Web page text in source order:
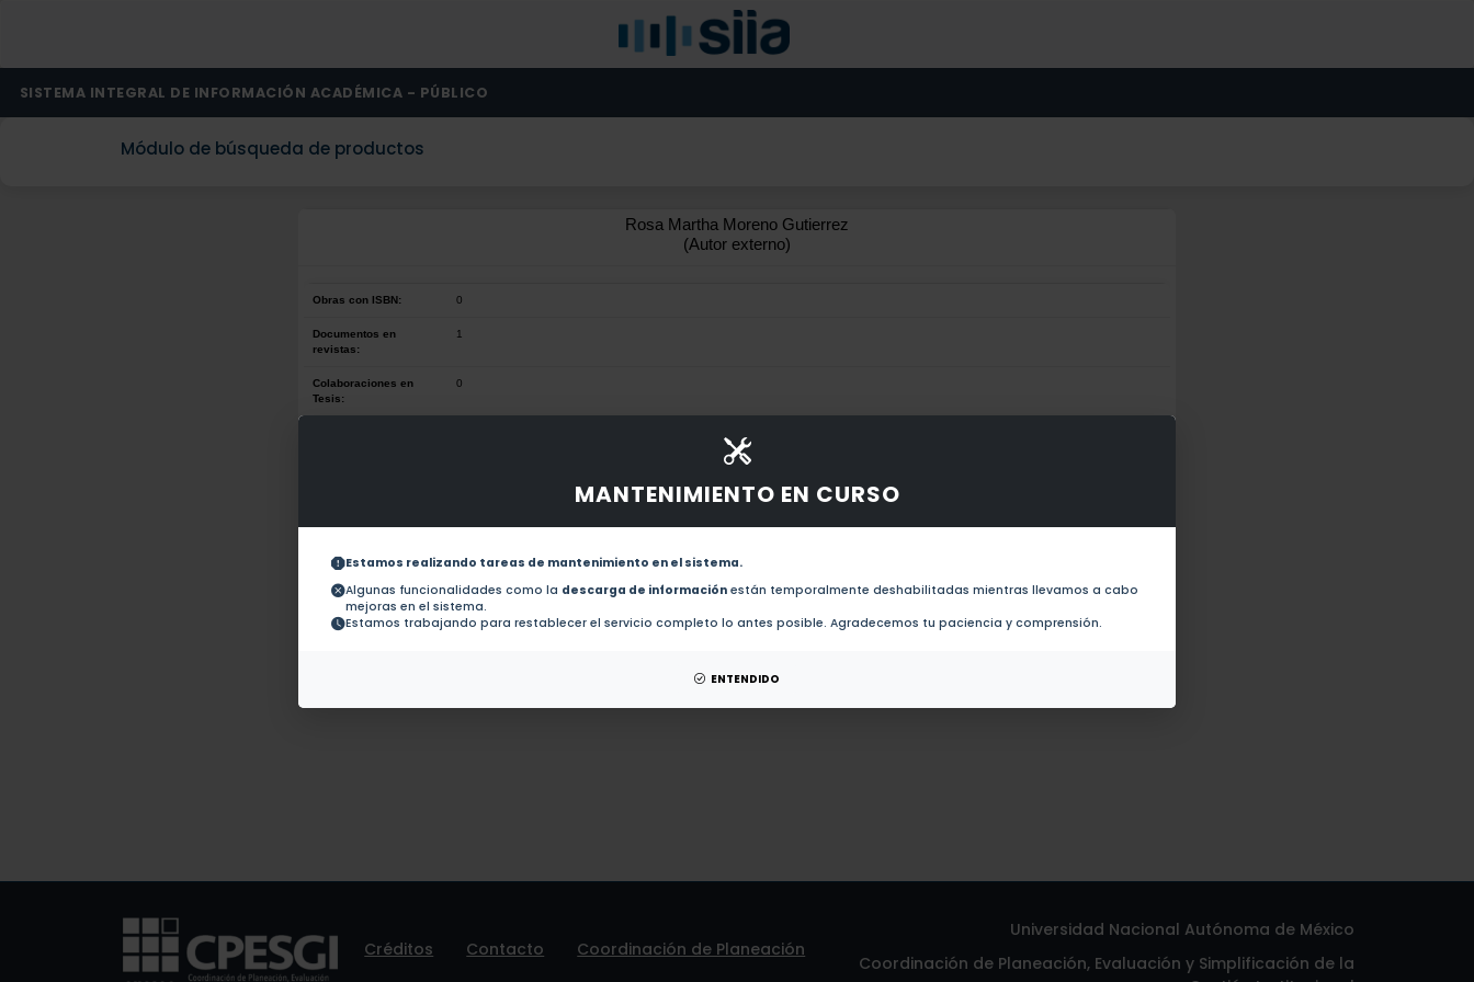
MANTENIMIENTO EN CURSO
Estamos realizando tareas de mantenimiento en el sistema.
Algunas funcionalidades como la descarga de información están temporalmente deshabilitadas mientras llevamos a cabo
mejoras en el sistema.
Estamos trabajando para restablecer el servicio completo lo antes posible. Agradecemos tu paciencia y comprensión.
ENTENDIDO
SISTEMA INTEGRAL DE INFORMACIÓN ACADÉMICA - PÚBLICO
Módulo de búsqueda de productos
Rosa Martha Moreno Gutierrez
(Autor externo)
Obras con ISBN: 0
Documentos en
revistas:
1
Colaboraciones en
Tesis:
0
No hay obras de este autor.
Colaboraciones en
Tesis:
No hay tesis de este autor.
Créditos Contacto Coordinación de Planeación
Universidad Nacional Autónoma de México
Coordinación de Planeación, Evaluación y Simplificación de la